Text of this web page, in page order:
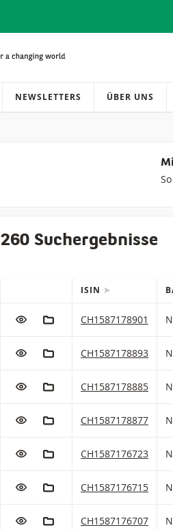
NEWSLETTERS ÜBER UNS
260 Suchergebnisse
QUICK ACTIONS
ISIN
ZUR WATCHLIST HINZUFÜGEN
ZUM FIKTIVEN PORTFOLIO
Nvidia Mini Future
CH1587178901
ZUR WATCHLIST HINZUFÜGEN
ZUM FIKTIVEN PORTFOLIO
Nvidia Mini Future
CH1587178893
ZUR WATCHLIST HINZUFÜGEN
ZUM FIKTIVEN PORTFOLIO
Nvidia Mini Future
CH1587178885
ZUR WATCHLIST HINZUFÜGEN
ZUM FIKTIVEN PORTFOLIO
Nvidia Mini Future
CH1587178877
ZUR WATCHLIST HINZUFÜGEN
ZUM FIKTIVEN PORTFOLIO
Nvidia Mini Future
CH1587176723
ZUR WATCHLIST HINZUFÜGEN
ZUM FIKTIVEN PORTFOLIO
Nvidia Mini Future
CH1587176715
ZUR WATCHLIST HINZUFÜGEN
ZUM FIKTIVEN PORTFOLIO
Nvidia Mini Future
CH1587176707